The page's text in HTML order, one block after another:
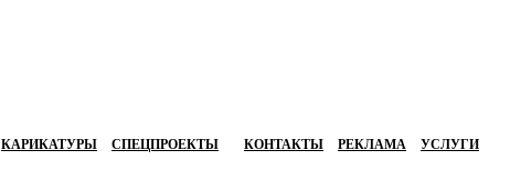
КАРИКАТУРЫ СПЕЦПРОЕКТЫ КОНТАКТЫ РЕКЛАМА УСЛУГИ